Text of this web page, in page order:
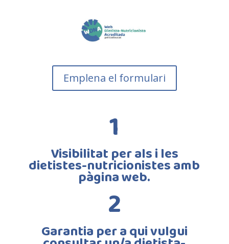
Emplena el formulari
1
Visibilitat per als i les
dietistes-nutricionistes amb
pàgina web.
2
Garantia per a qui vulgui